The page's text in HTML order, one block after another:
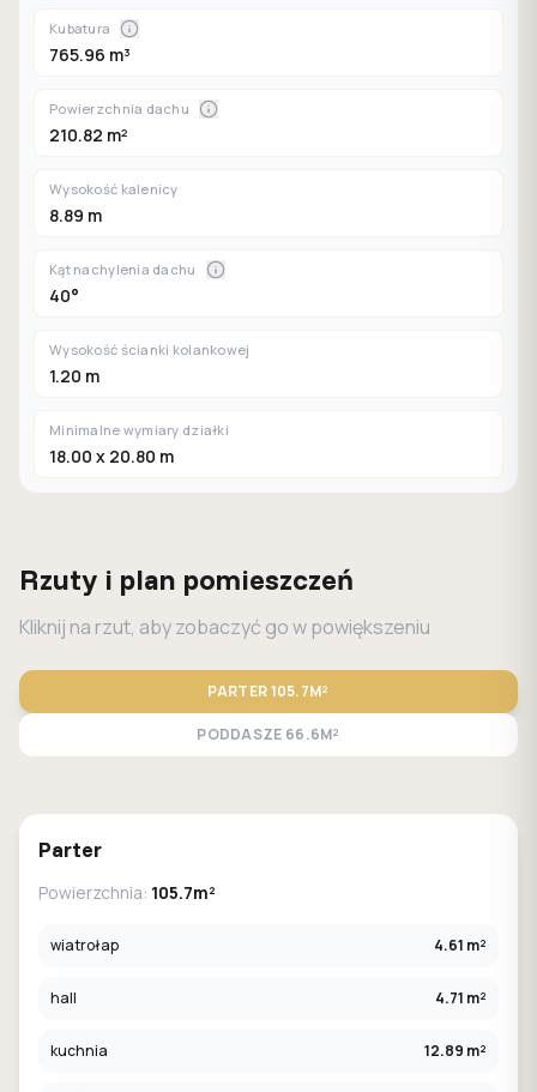
Kubatura
765.96 m³
Powierzchnia dachu
210.82 m²
Wysokość kalenicy
8.89 m
Kąt nachylenia dachu
40°
Wysokość ścianki kolankowej
1.20 m
Minimalne wymiary działki
18.00 x 20.80 m
Rzuty i plan pomieszczeń
Kliknij na rzut, aby zobaczyć go w powiększeniu
PARTER105.7M²
PODDASZE 66.6M²
Parter
Powierzchnia: 105.7m²
wiatrołap 4.61 m²
hall 4.71 m²
kuchnia 12.89 m²